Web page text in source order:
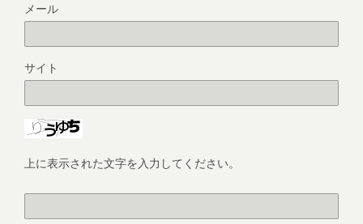
メール
サイト
上に表示された文字を入力してください。